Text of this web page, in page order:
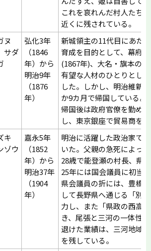
これを哀れんだ村人たち
近くに残されている。
ヌ
ダ
弘化3年
（1846
年）から
明治9年
（1876
年）
新城領主の11代目にあた
育成を目的として、幕府
(1867年)、大名・旗本の
有望な人材のひとりとし
した。しかし、明治維新
か9カ月で帰国している。
帰国後は政府官僚を勤め
し、東京銀座で貿易商を
キ
ゾウ
嘉永5年
（1852
年）から
明治37年
（1904
年）
明治に活躍した政治家で
いた。父親の急死によっ
28歳で能登瀬の村長、県
25年には国会議員に初当
県会議員の折には、豊橋
して長野県へ通じる「別
力し、また「県政の西高
き、尾張と三河の一体性
退けた業績は、三河地域
を残している。